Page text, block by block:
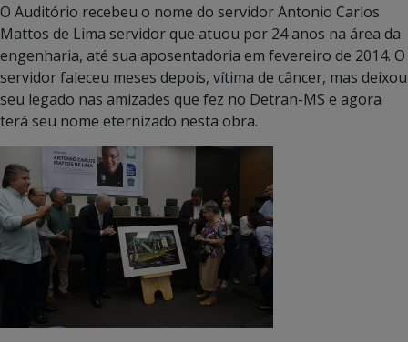
O Auditório recebeu o nome do servidor Antonio Carlos
Mattos de Lima servidor que atuou por 24 anos na área da
engenharia, até sua aposentadoria em fevereiro de 2014. O
servidor faleceu meses depois, vítima de câncer, mas deixou
seu legado nas amizades que fez no Detran-MS e agora
terá seu nome eternizado nesta obra.